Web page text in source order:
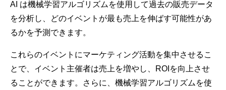
AI は機械学習アルゴリズムを使用して過去の販売データ
を分析し、どのイベントが最も売上を伸ばす可能性があ
るかを予測できます。
これらのイベントにマーケティング活動を集中させるこ
とで、イベント主催者は売上を増やし、ROIを向上させ
ることができます。さらに、機械学習アルゴリズムを使